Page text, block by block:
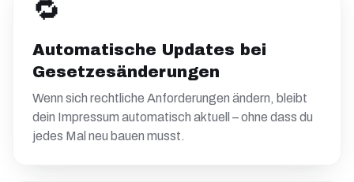
🔁
Automatische Updates bei
Gesetzesänderungen
Wenn sich rechtliche Anforderungen ändern, bleibt
dein Impressum automatisch aktuell – ohne dass du
jedes Mal neu bauen musst.